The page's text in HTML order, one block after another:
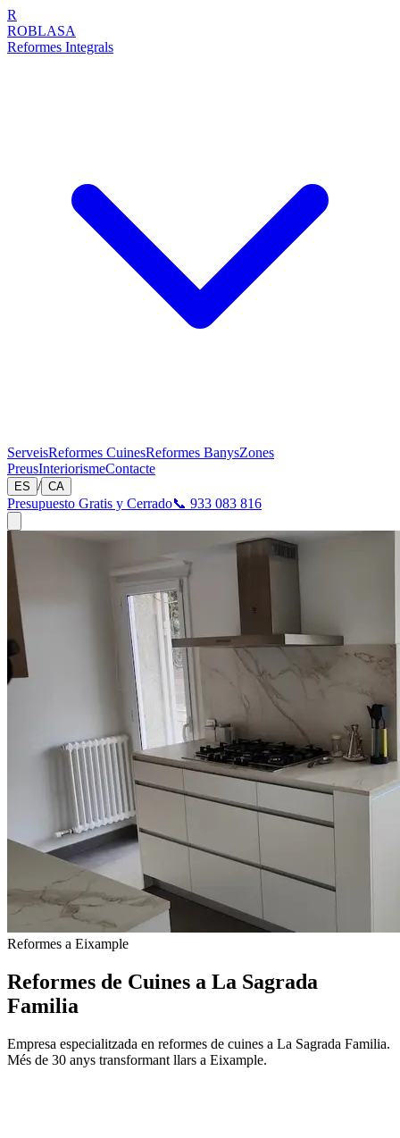
R
ROBLASA
Reformes Integrals
ServeisReformes CuinesReformes BanysZones
PreusInteriorismeContacte
ES / CA
Presupuesto Gratis y Cerrado📞 933 083 816
Reformes a Eixample
Reformes de Cuines a La Sagrada
Familia
Empresa especialitzada en reformes de cuines a La Sagrada Familia.
Més de 30 anys transformant llars a Eixample.